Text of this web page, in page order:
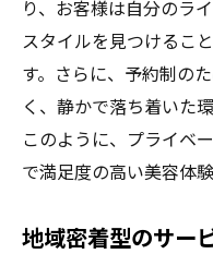
プライベート
倉敷市での新
スタイリスト
プライベー
り、お客様は自分のラ
スタイルを見つけるこ
す。さらに、予約制の
く、静かで落ち着いた
このように、プライベ
で満足度の高い美容体
地域密着型のサー